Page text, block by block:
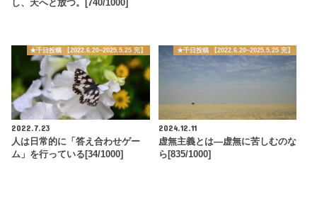
し、天へと放つ。[740/1000]
★千日投稿 【2022.6.20~2025.5.25 完】
2022.7.23
人は日常的に「答え合わせゲー
ム」を行っている[34/1000]
★千日投稿 【2022.6.20~2025.5.25 完】
2024.12.11
虚無主義とは―虚無に苦しむのな
ら[835/1000]